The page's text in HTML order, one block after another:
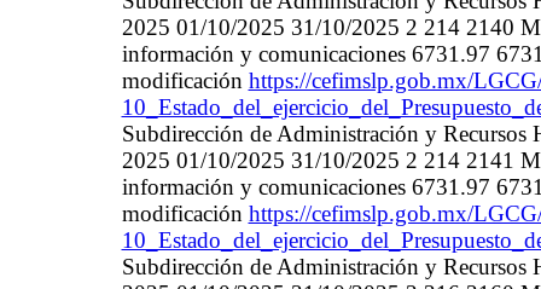
2025 01/10/2025 31/10/2025 2 214 2140
información y comunicaciones 6731.97
modificación https://cefimslp.gob.mx/
Subdirección de Administración y
2025 01/10/2025 31/10/2025 2 214 2141
información y comunicaciones 6731.97
modificación https://cefimslp.gob.mx/
Subdirección de Administración y